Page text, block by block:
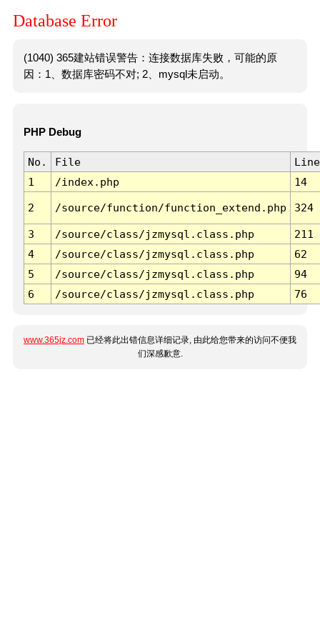
Database Error
(1040) 365建站错误警告：连接数据库失败，可能的原
因：1、数据库密码不对; 2、mysql未启动。
PHP Debug
No. File
Line
1
/index.php 14
2 /source/function/function_extend.php 324
3 /source/class/jzmysql.class.php
211
4
/source/class/jzmysql.class.php
62
5
/source/class/jzmysql.class.php
94
6
/source/class/jzmysql.class.php 76
www.365jz.com 已经将此出错信息详细记录, 由此给您带来的访问不便我
们深感歉意.